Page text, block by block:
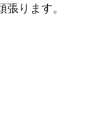
ります。